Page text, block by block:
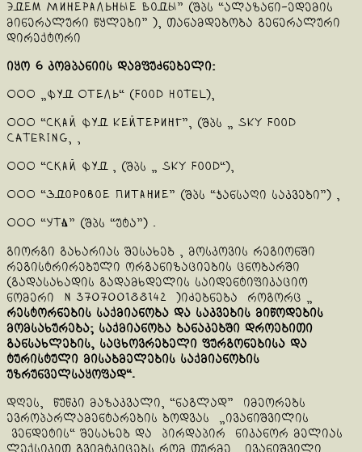
Эдем Минеральные Воды” (შპს “ალაზანი-ედემის
მინერალური წყლები” ), თანამდებობა გენერალური
დირექტორი
იყო 6 კომპანიის დამფუძნებელი:
ООО „Фуд Отель“ (Food Hotel),
ООО “Скай Фуд Кейтеринг”, (შპს „ Sky Food
Catering, ,
ООО “Скай Фуд , (შპს „ Sky Food“),
ООО “Здоровое Питание” (შპს “ჯანსაღი საკვები”) ,
ООО “УТА” (შპს “უტა”) .
გიორგი გახარიას შესახებ , მოსკოვის რეგიონში
რეგისტრირებული ორგანიზაციების ცნობარში
(გადასახადის გადამხდელის საიდენტიფიკაციო
ნომერი N 370700188142 )იძებნება როგორც „
რესტორნების საქმიანობა და საკვების მიწოდების
მომსახურება; საქმიანობა ბანაკებში დროებითი
განსახლების, საცხოვრებელი ფურგონებისა და
ტურისტული მისაბმელების საქმიანობის
უზრუნველსაყოფად“.
დღეს, წუწკი მაზაკვალი, “ნაგლად” იმეორებს
ევროპარლამენტარების ბოდვას „ივანიშვილის
ვენდეტის“ შესახებ და პირდაპირ ნიკანორ მელიას